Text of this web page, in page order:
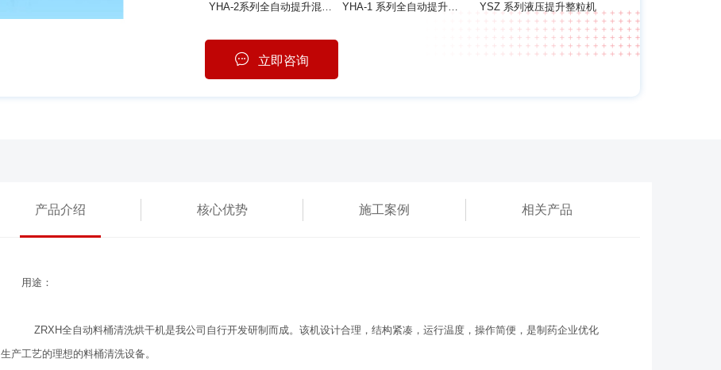
YHA-2系列全自动提升混合机 YHA-1 系列全自动提升混合机 YSZ 系列液压提升整粒机
立即咨询
产品介绍 核心优势 施工案例 相关产品
用途：
ZRXH全自动料桶清洗烘干机是我公司自行开发研制而成。该机设计合理，结构紧凑，运行温度，操作简便，是制药企业优化
生产工艺的理想的料桶清洗设备。